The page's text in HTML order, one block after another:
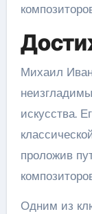
Михаил
искусства.
проложив
Одним из